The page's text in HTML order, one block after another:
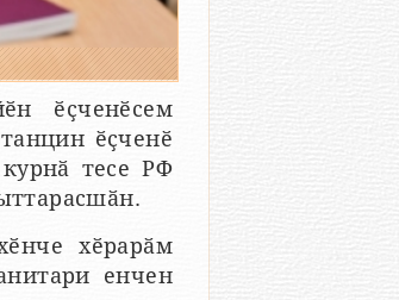
ӗҫченӗсем
ӗҫченӗ
тесе РФ
хӗрарӑм
енчен